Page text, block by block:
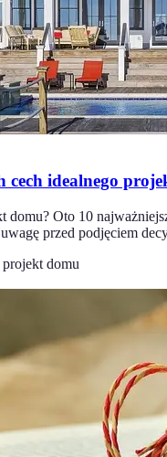
cech idealnego
domu? Oto 10
przed podjęciem
domu